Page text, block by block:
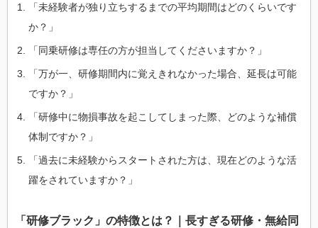
「未経験者が独り立ちするまでの平均期間はどのくらいです
か？」
「同乗研修は専任の方が担当してくださいますか？」
「万が一、研修期間内に覚えきれなかった場合、延長は可能
ですか？」
「研修中に物損事故を起こしてしまった際、どのような補償
体制ですか？」
「過去に未経験からスタートされた方は、現在どのような活
躍をされていますか？」
「研修ブラック」の特徴とは？｜長すぎる研修・無給同